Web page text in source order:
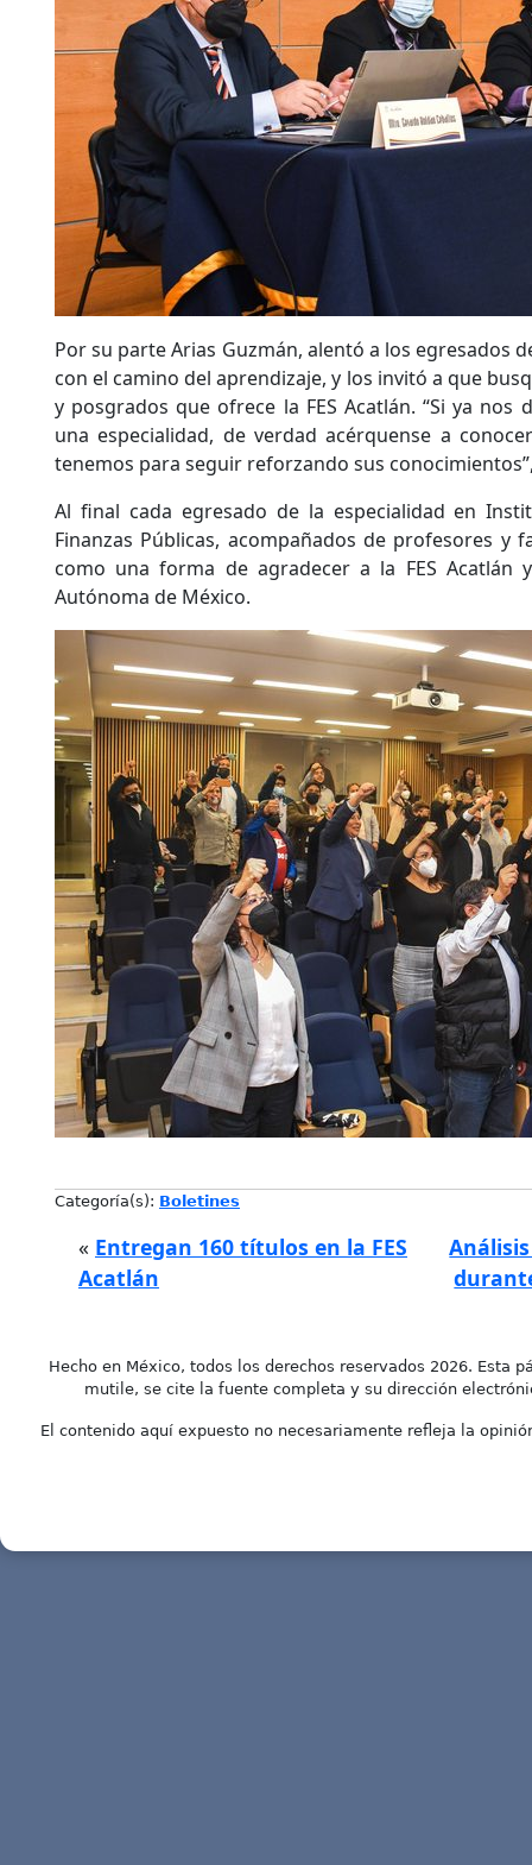
Por su parte Arias Guzmán, alentó a los egresados
con el camino del aprendizaje, y los invitó a que
y posgrados que ofrece la FES Acatlán. “Si ya
una especialidad, de verdad acérquense a
tenemos para seguir reforzando sus
Al final cada egresado de la especialidad en
Finanzas Públicas, acompañados de profesores y
como una forma de agradecer a la FES Acatlán
Autónoma de México.
Categoría(s): Boletines
« Entregan 160 títulos en la FES
Acatlán
Hecho en México, todos los derechos reservados 2026. Esta
mutile, se cite la fuente completa y su dirección
El contenido aquí expuesto no necesariamente refleja la